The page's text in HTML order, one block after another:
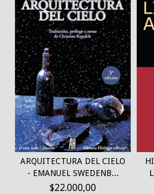
ARQUITECTURA DEL CIELO
- EMANUEL SWEDENB...
$22.000,00